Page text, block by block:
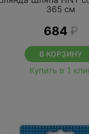
365 см
684 ₽
В КОРЗИНУ
Купить в 1